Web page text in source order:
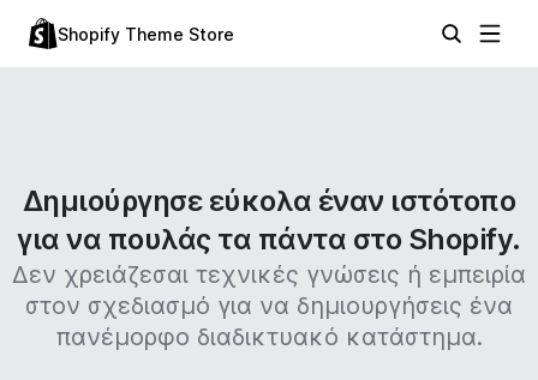
Shopify Theme Store
Δημιούργησε εύκολα έναν ιστότοπο
για να πουλάς τα πάντα στο Shopify.
Δεν χρειάζεσαι τεχνικές γνώσεις ή εμπειρία
στον σχεδιασμό για να δημιουργήσεις ένα
πανέμορφο διαδικτυακό κατάστημα.